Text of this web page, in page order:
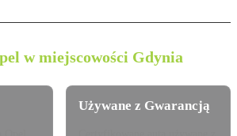
w miejscowości Gdynia
Używane z Gwarancją